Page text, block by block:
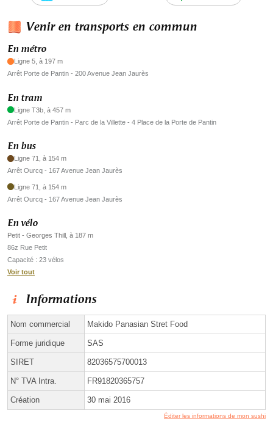
Venir en transports en commun
En métro
Ligne 5, à 197 m
Arrêt Porte de Pantin - 200 Avenue Jean Jaurès
En tram
Ligne T3b, à 457 m
Arrêt Porte de Pantin - Parc de la Villette - 4 Place de la Porte de Pantin
En bus
Ligne 71, à 154 m
Arrêt Ourcq - 167 Avenue Jean Jaurès
Ligne 71, à 154 m
Arrêt Ourcq - 167 Avenue Jean Jaurès
En vélo
Petit - Georges Thill, à 187 m
86z Rue Petit
Capacité : 23 vélos
Voir tout
Informations
Nom commercial Makido Panasian Stret Food
Forme juridique SAS
SIRET 82036575700013
N° TVA Intra. FR91820365757
Création 30 mai 2016
Éditer les informations de mon sushi